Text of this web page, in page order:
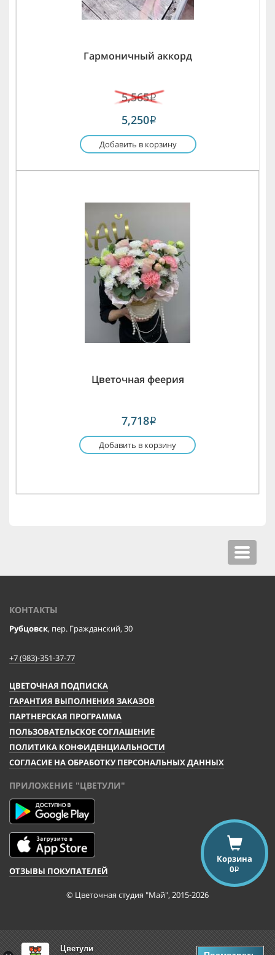
Гармоничный аккорд
5,565i
5,250i
Добавить в корзину
Цветочная феерия
7,718i
Добавить в корзину
Toggle
КОНТАКТЫ
Рубцовск, пер. Гражданский, 30
+7 (983)-351-37-77
ЦВЕТОЧНАЯ ПОДПИСКА
ГАРАНТИЯ ВЫПОЛНЕНИЯ ЗАКАЗОВ
ПАРТНЕРСКАЯ ПРОГРАММА
ПОЛЬЗОВАТЕЛЬСКОЕ СОГЛАШЕНИЕ
ПОЛИТИКА КОНФИДЕНЦИАЛЬНОСТИ
СОГЛАСИЕ НА ОБРАБОТКУ ПЕРСОНАЛЬНЫХ ДАННЫХ
ПРИЛОЖЕНИЕ "ЦВЕТУЛИ"
ОТЗЫВЫ ПОКУПАТЕЛЕЙ
© Цветочная студия "Май", 2015-2026
Корзина
0i
Цветули